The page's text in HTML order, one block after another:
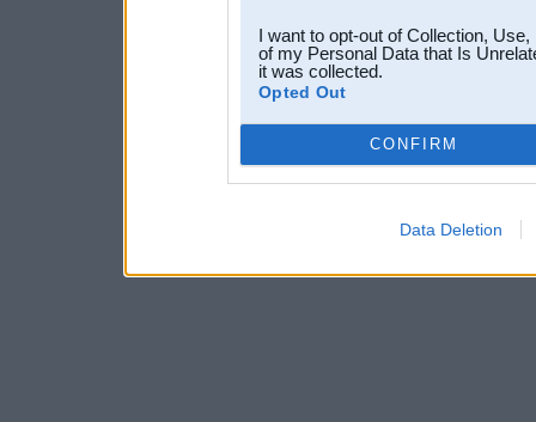
I want to opt-out of Collection,
of my Personal Data that Is
it was collected.
Opted Out
CONFIRM
Data Deletion